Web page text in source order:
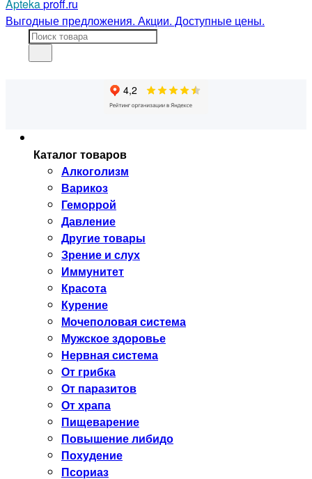
Aptekaproff.ru
Выгодные предложения. Акции. Доступные цены.
Каталог товаров
Алкоголизм
Варикоз
Геморрой
Давление
Другие товары
Зрение и слух
Иммунитет
Красота
Курение
Мочеполовая система
Мужское здоровье
Нервная система
От грибка
От паразитов
От храпа
Пищеварение
Повышение либидо
Похудение
Псориаз